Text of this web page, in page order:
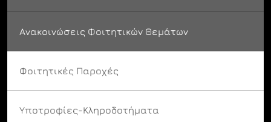
Ανακοινώσεις Φοιτητικών Θεμάτων
Φοιτητικές Παροχές
Υποτροφίες-Κληροδοτήματα